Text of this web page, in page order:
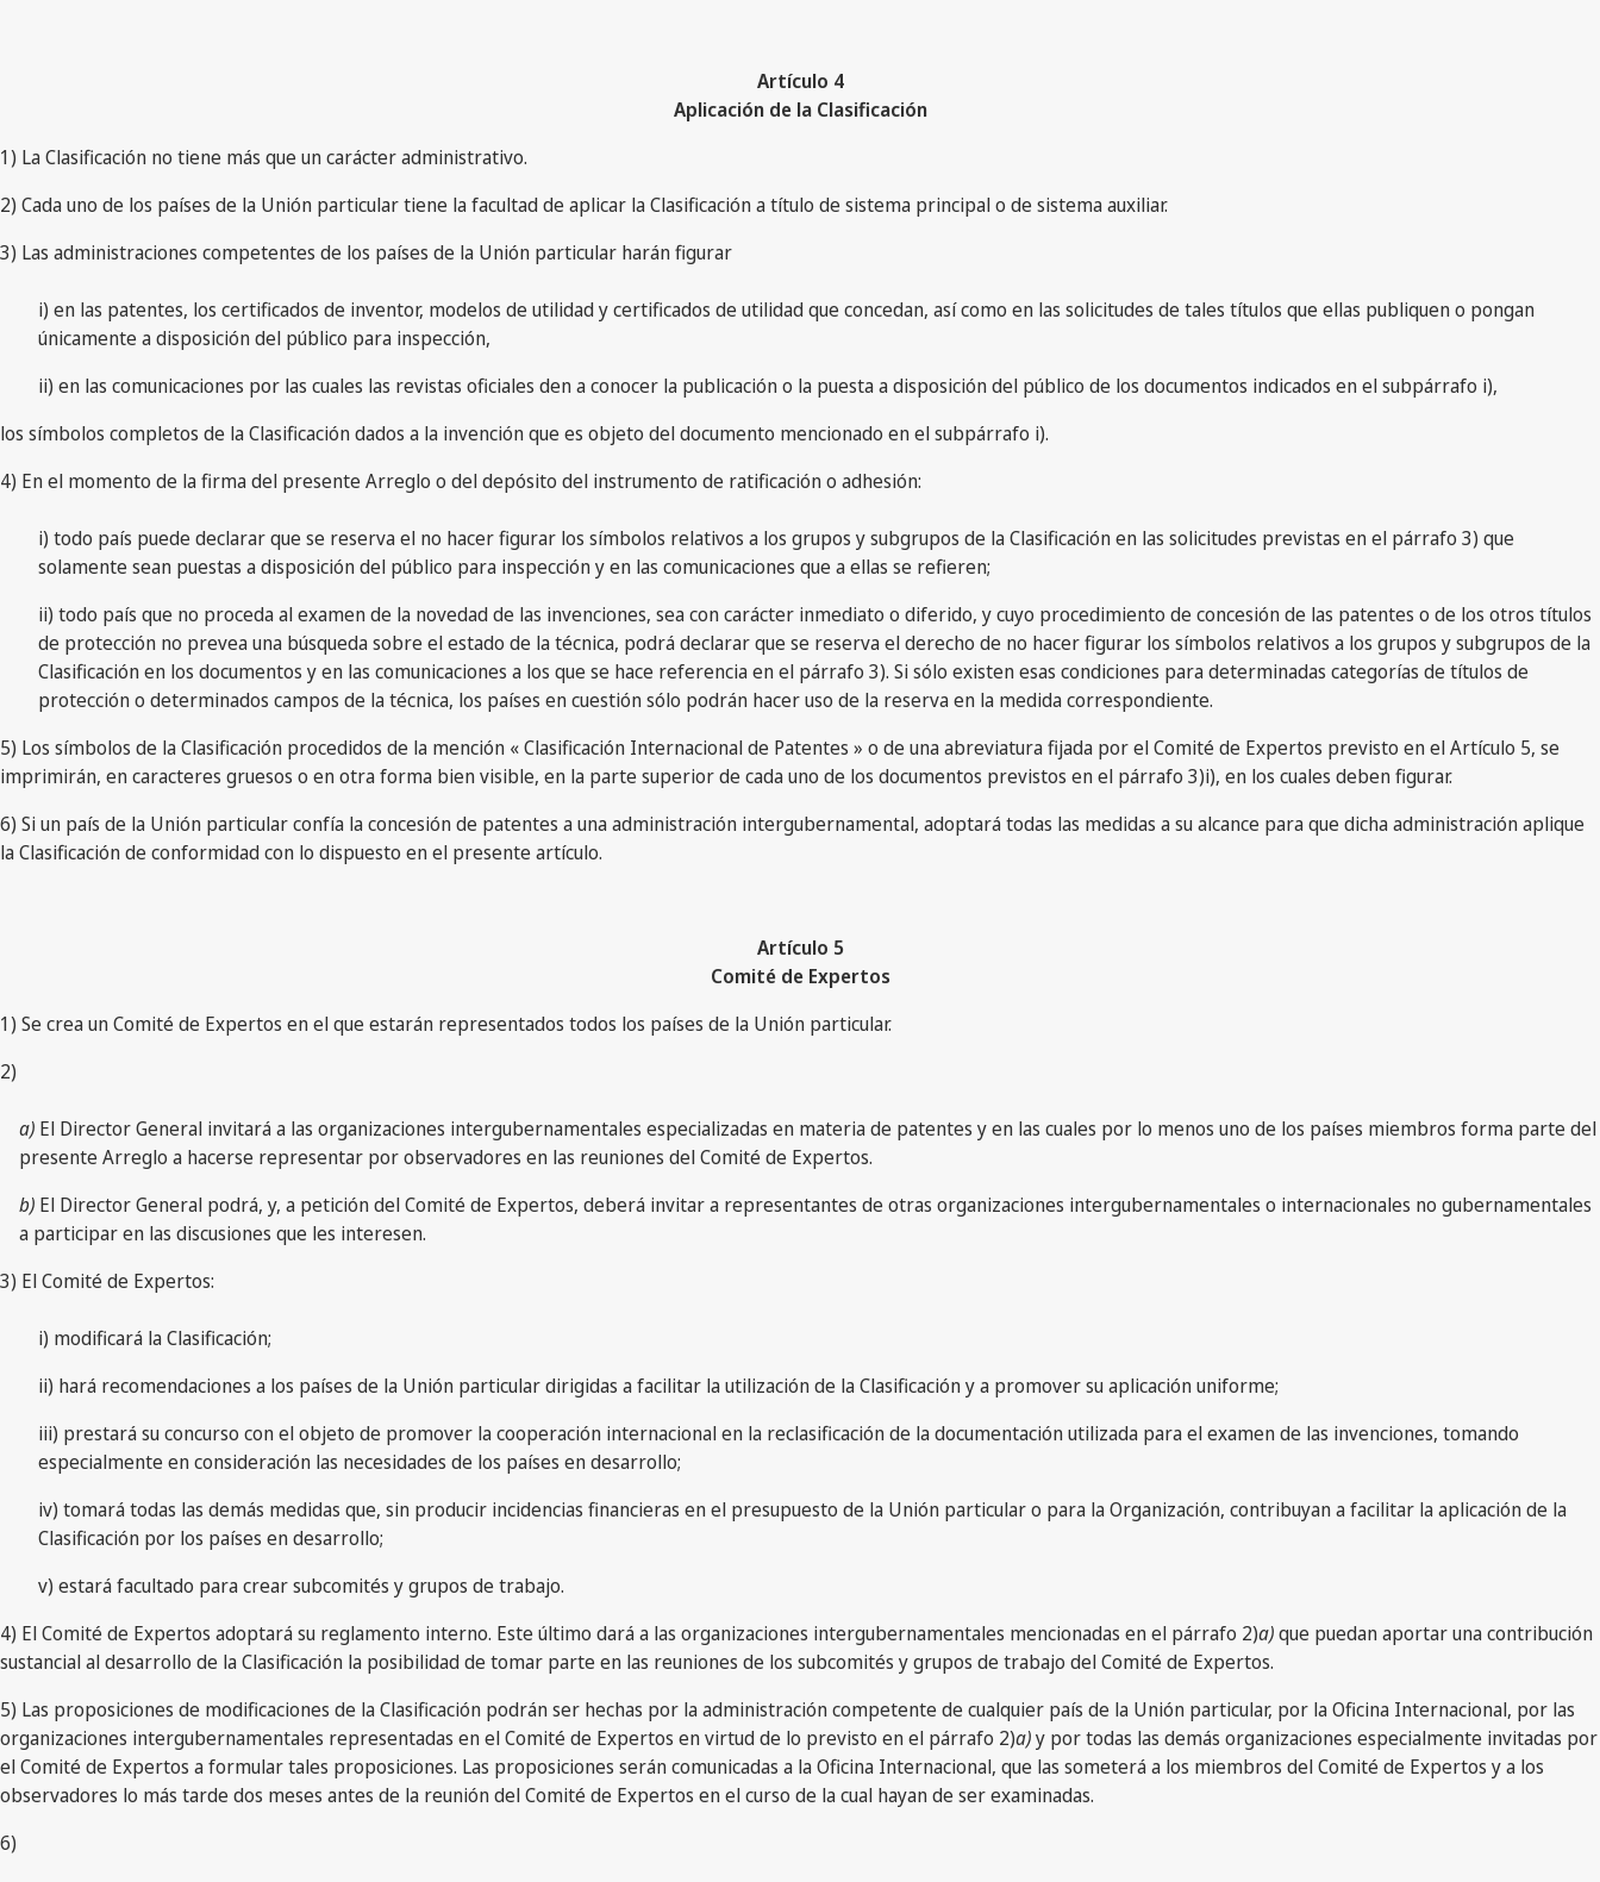
Artículo 4
Aplicación de la Clasificación
1) La Clasificación no tiene más que un carácter administrativo.
2) Cada uno de los países de la Unión particular tiene la facultad de aplicar la Clasificación a título de sistema principal o de sistema auxiliar.
3) Las administraciones competentes de los países de la Unión particular harán figurar
i) en las patentes, los certificados de inventor, modelos de utilidad y certificados de utilidad que concedan, así como en las solicitudes de tales títulos que ellas publiquen o pongan
únicamente a disposición del público para inspección,
ii) en las comunicaciones por las cuales las revistas oficiales den a conocer la publicación o la puesta a disposición del público de los documentos indicados en el subpárrafo i),
los símbolos completos de la Clasificación dados a la invención que es objeto del documento mencionado en el subpárrafo i).
4) En el momento de la firma del presente Arreglo o del depósito del instrumento de ratificación o adhesión:
i) todo país puede declarar que se reserva el no hacer figurar los símbolos relativos a los grupos y subgrupos de la Clasificación en las solicitudes previstas en el párrafo 3) que
solamente sean puestas a disposición del público para inspección y en las comunicaciones que a ellas se refieren;
ii) todo país que no proceda al examen de la novedad de las invenciones, sea con carácter inmediato o diferido, y cuyo procedimiento de concesión de las patentes o de los otros títulos
de protección no prevea una búsqueda sobre el estado de la técnica, podrá declarar que se reserva el derecho de no hacer figurar los símbolos relativos a los grupos y subgrupos de la
Clasificación en los documentos y en las comunicaciones a los que se hace referencia en el párrafo 3). Si sólo existen esas condiciones para determinadas categorías de títulos de
protección o determinados campos de la técnica, los países en cuestión sólo podrán hacer uso de la reserva en la medida correspondiente.
5) Los símbolos de la Clasificación procedidos de la mención « Clasificación Internacional de Patentes » o de una abreviatura fijada por el Comité de Expertos previsto en el Artículo 5, se
imprimirán, en caracteres gruesos o en otra forma bien visible, en la parte superior de cada uno de los documentos previstos en el párrafo 3)i), en los cuales deben figurar.
6) Si un país de la Unión particular confía la concesión de patentes a una administración intergubernamental, adoptará todas las medidas a su alcance para que dicha administración aplique
la Clasificación de conformidad con lo dispuesto en el presente artículo.
Artículo 5
Comité de Expertos
1) Se crea un Comité de Expertos en el que estarán representados todos los países de la Unión particular.
2)
a) El Director General invitará a las organizaciones intergubernamentales especializadas en materia de patentes y en las cuales por lo menos uno de los países miembros forma parte del
presente Arreglo a hacerse representar por observadores en las reuniones del Comité de Expertos.
b) El Director General podrá, y, a petición del Comité de Expertos, deberá invitar a representantes de otras organizaciones intergubernamentales o internacionales no gubernamentales
a participar en las discusiones que les interesen.
3) El Comité de Expertos:
i) modificará la Clasificación;
ii) hará recomendaciones a los países de la Unión particular dirigidas a facilitar la utilización de la Clasificación y a promover su aplicación uniforme;
iii) prestará su concurso con el objeto de promover la cooperación internacional en la reclasificación de la documentación utilizada para el examen de las invenciones, tomando
especialmente en consideración las necesidades de los países en desarrollo;
iv) tomará todas las demás medidas que, sin producir incidencias financieras en el presupuesto de la Unión particular o para la Organización, contribuyan a facilitar la aplicación de la
Clasificación por los países en desarrollo;
v) estará facultado para crear subcomités y grupos de trabajo.
4) El Comité de Expertos adoptará su reglamento interno. Este último dará a las organizaciones intergubernamentales mencionadas en el párrafo 2)a)que puedan aportar una contribución
sustancial al desarrollo de la Clasificación la posibilidad de tomar parte en las reuniones de los subcomités y grupos de trabajo del Comité de Expertos.
5) Las proposiciones de modificaciones de la Clasificación podrán ser hechas por la administración competente de cualquier país de la Unión particular, por la Oficina Internacional, por las
organizaciones intergubernamentales representadas en el Comité de Expertos en virtud de lo previsto en el párrafo 2)a)y por todas las demás organizaciones especialmente invitadas por
el Comité de Expertos a formular tales proposiciones. Las proposiciones serán comunicadas a la Oficina Internacional, que las someterá a los miembros del Comité de Expertos y a los
observadores lo más tarde dos meses antes de la reunión del Comité de Expertos en el curso de la cual hayan de ser examinadas.
6)